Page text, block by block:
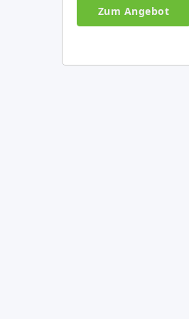
Zum Angebot